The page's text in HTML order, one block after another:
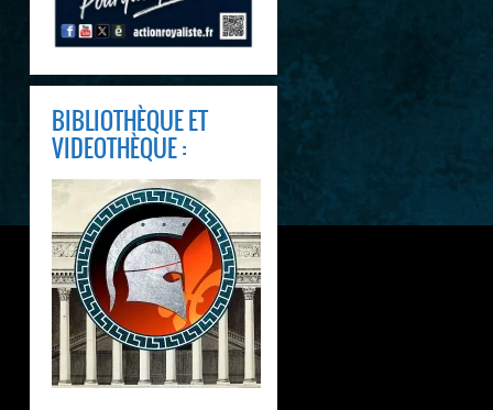
BIBLIOTHÈQUE ET
VIDEOTHÈQUE :